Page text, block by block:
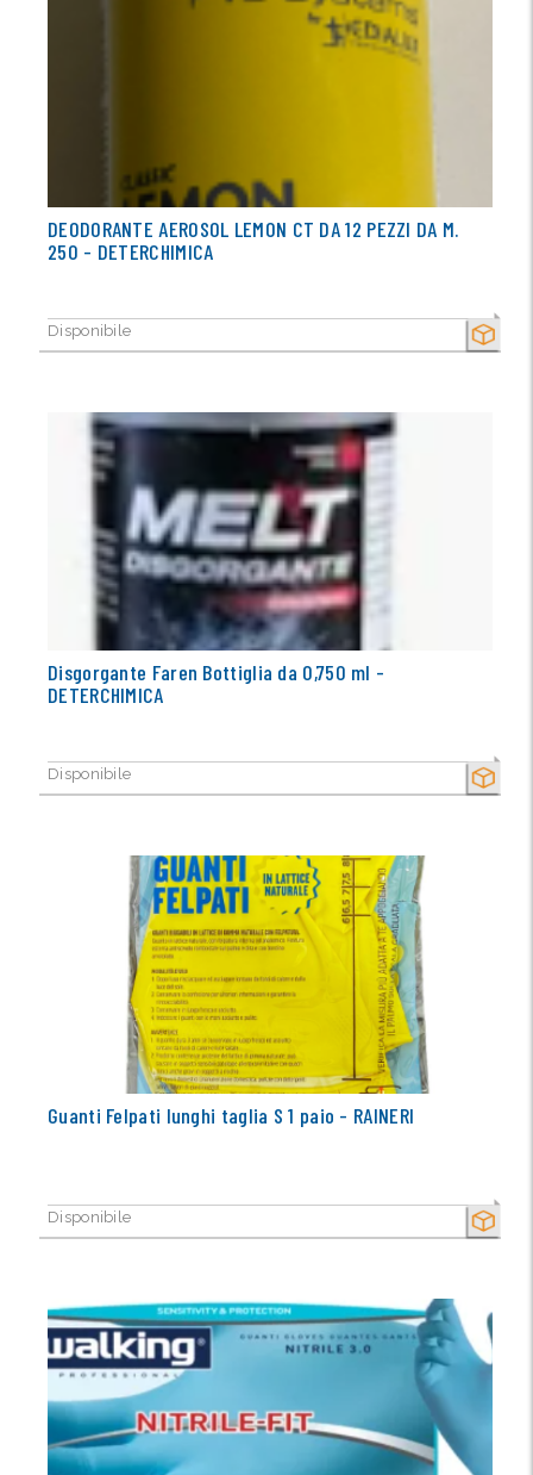
SECCO
DEODORANTE AEROSOL LEMON CT DA 12 PEZZI DA M.
250 - DETERCHIMICA
Disponibile
SECCO
Disgorgante Faren Bottiglia da 0,750 ml -
DETERCHIMICA
Disponibile
SECCO
Guanti Felpati lunghi taglia S 1 paio - RAINERI
Disponibile